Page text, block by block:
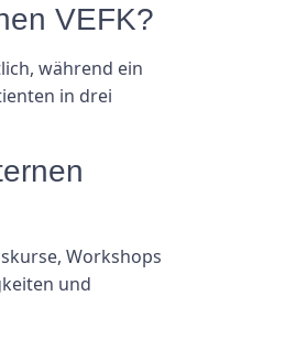
VEFK?
während ein
in drei
Workshops
und